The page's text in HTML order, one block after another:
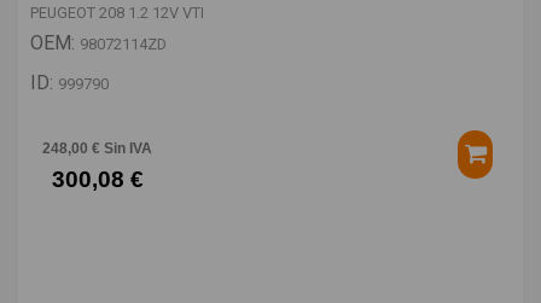
PEUGEOT 208 1.2 12V VTI
OEM: 98072114ZD
ID: 999790
248,00 € Sin IVA
300,08 €